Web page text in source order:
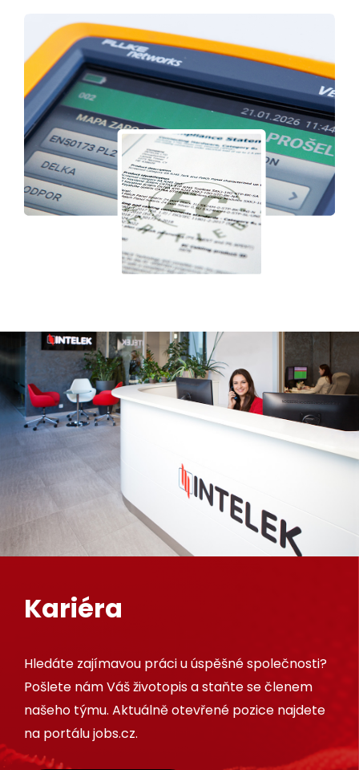
Kariéra
Hledáte zajímavou práci u úspěšné společnosti?
Pošlete nám Váš životopis a staňte se členem
našeho týmu. Aktuálně otevřené pozice najdete
na portálu jobs.cz.